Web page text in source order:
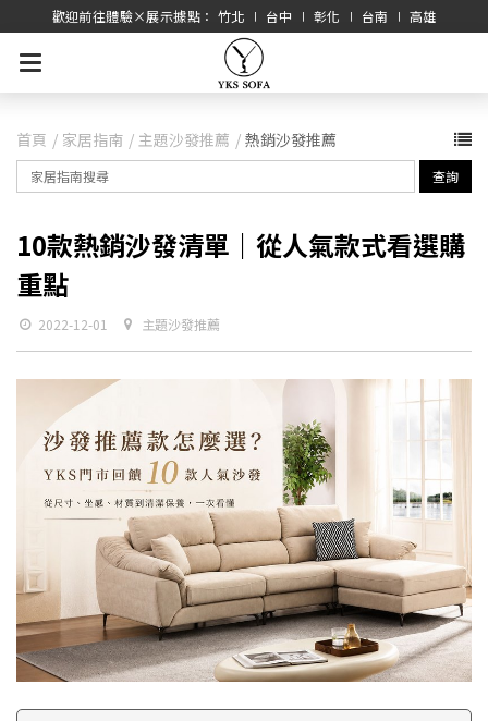
歡迎前往體驗×展示據點： 竹北 ∣ 台中 ∣ 彰化 ∣ 台南 ∣ 高雄
首頁 家居指南 主題沙發推薦 熱銷沙發推薦
查詢
10款熱銷沙發清單｜從人氣款式看選購
重點
2022-12-01 主題沙發推薦